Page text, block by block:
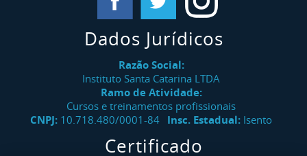
Dados Jurídicos
Razão Social:
Instituto Santa Catarina LTDA
Ramo de Atividade:
Cursos e treinamentos profissionais
CNPJ: 10.718.480/0001-84 Insc. Estadual: Isento
Certificado